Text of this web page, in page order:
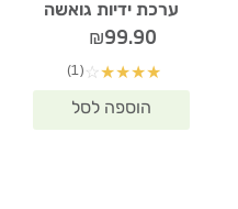
ערכת ידיות גואשה
₪99.90
★
★
★
★
☆
(1)